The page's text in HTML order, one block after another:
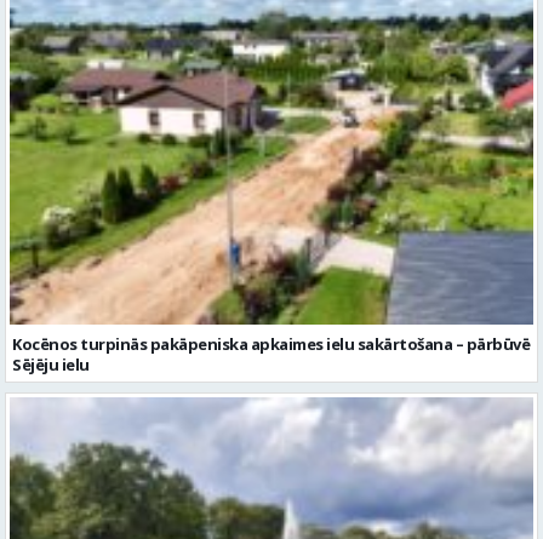
Kocēnos turpinās pakāpeniska apkaimes ielu sakārtošana – pārbūvē
Sējēju ielu